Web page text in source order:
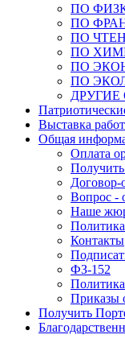
ПО
ПО
ПО
ПО
ПО
ПО
Выставка работ
Общая
Оплата
Договор-
Вопрос -
Наше
Контакты
ФЗ-152
Приказы
Получить